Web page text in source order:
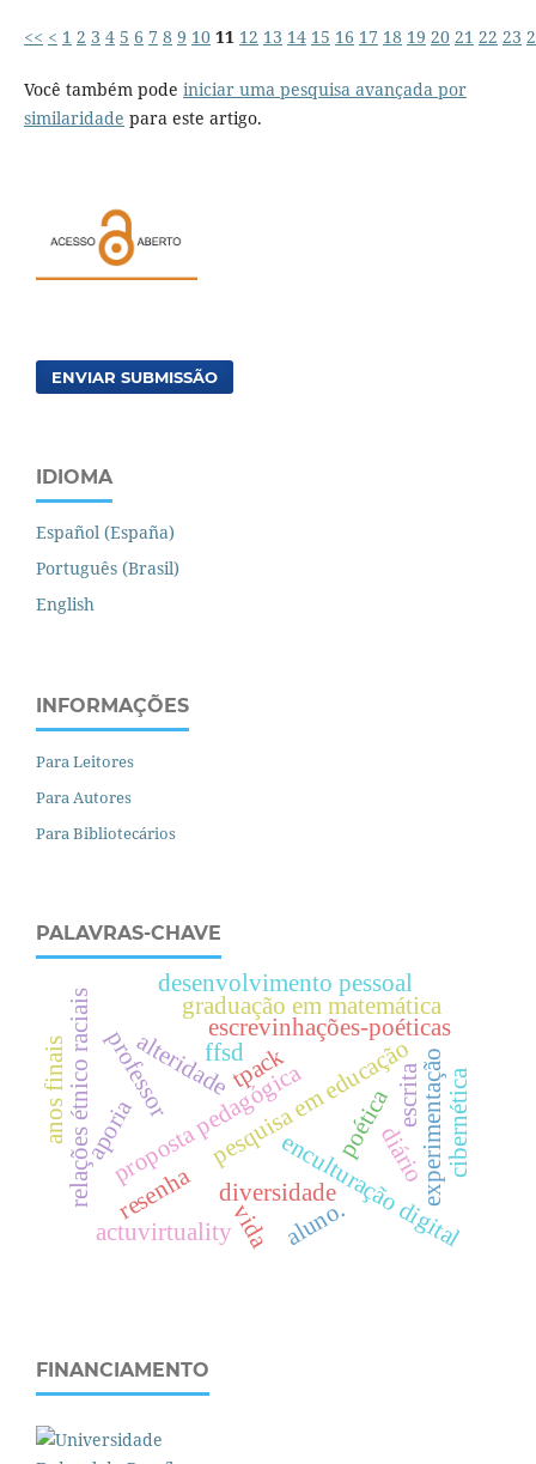
<< < 1 2 3 4 5 6 7 8 9 10 11 12 13 14 15 16 17 18 19 20 21 22 23
Você também pode iniciar uma pesquisa avançada por
similaridade para este artigo.
ENVIAR SUBMISSÃO
IDIOMA
Español (España)
Português (Brasil)
English
INFORMAÇÕES
Para Leitores
Para Autores
Para Bibliotecários
PALAVRAS-CHAVE
proposta pedagógica
enculturação digital
pesquisa em educação
escrita
escrevinhações-poéticas
diversidade
graduação em matemática
tpack
alteridade
poética
relações étnico raciais ffsd
vida
experimentação
professor
aluno.
resenha
desenvolvimento pessoal
diário
actuvirtuality
aporia cibernética
anos finais
FINANCIAMENTO